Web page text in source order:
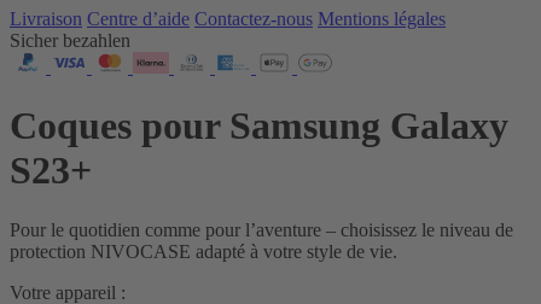
Livraison Centre d’aide Contactez‑nous Mentions légales
Sicher bezahlen
Coques pour Samsung Galaxy
S23+
Pour le quotidien comme pour l’aventure – choisissez le niveau de
protection NIVOCASE adapté à votre style de vie.
Votre appareil :